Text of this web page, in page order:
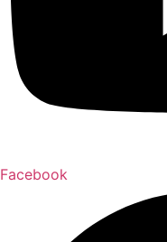
Facebook